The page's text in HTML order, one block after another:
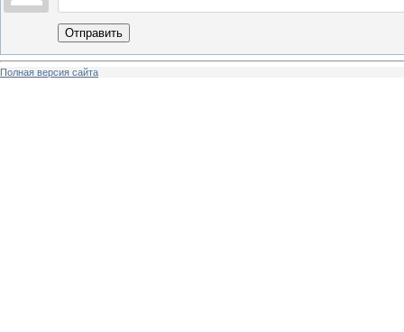
Отправить
Полная версия сайта